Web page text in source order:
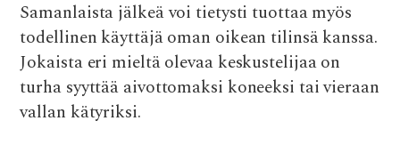
Samanlaista jälkeä voi tietysti tuottaa myös
todellinen käyttäjä oman oikean tilinsä kanssa.
Jokaista eri mieltä olevaa keskustelijaa on
turha syyttää aivottomaksi koneeksi tai vieraan
vallan kätyriksi.